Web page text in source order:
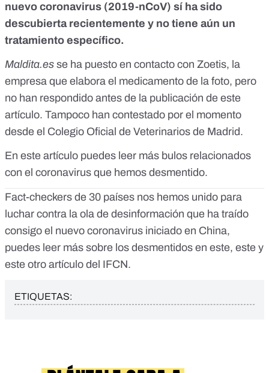
nuevo coronavirus (2019-nCoV) sí ha sido
descubierta recientemente y no tiene aún un
tratamiento específico.
Maldita.es se ha puesto en contacto con Zoetis, la
empresa que elabora el medicamento de la foto, pero
no han respondido antes de la publicación de este
artículo. Tampoco han contestado por el momento
desde el Colegio Oficial de Veterinarios de Madrid.
En este artículo puedes leer más bulos relacionados
con el coronavirus que hemos desmentido.
Fact-checkers de 30 países nos hemos unido para
luchar contra la ola de desinformación que ha traído
consigo el nuevo coronavirus iniciado en China,
puedes leer más sobre los desmentidos en este, este y
este otro artículo del IFCN.
ETIQUETAS: